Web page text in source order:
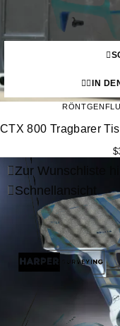
IN
CTX 800 Tragbarer
$
Zur Wunschliste
Schnellansicht